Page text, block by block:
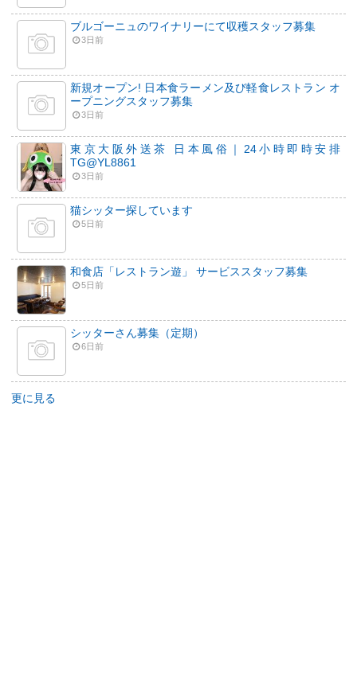
ブルゴーニュのワイナリーにて収穫スタッフ募集
3日前
新規オープン! 日本食ラーメン及び軽食レストラン オ
ープニングスタッフ募集
3日前
東京大阪外送茶 日本風俗｜24小時即時安排
TG@YL8861
3日前
猫シッター探しています
5日前
和食店「レストラン遊」 サービススタッフ募集
5日前
シッターさん募集（定期）
6日前
更に見る